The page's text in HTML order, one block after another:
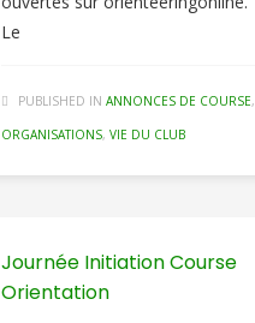
Le
PUBLISHED IN ANNONCES DE COURSE,
ORGANISATIONS, VIE DU CLUB
Journée Initiation Course
Orientation